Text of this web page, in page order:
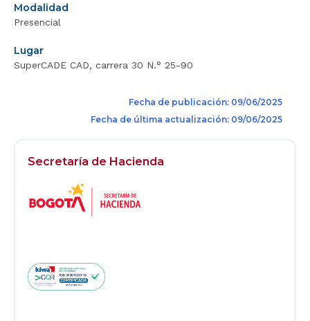
Modalidad
Presencial
Lugar
SuperCADE CAD, carrera 30 N.° 25-90
Fecha de publicación: 09/06/2025
Fecha de última actualización: 09/06/2025
Secretaría de Hacienda